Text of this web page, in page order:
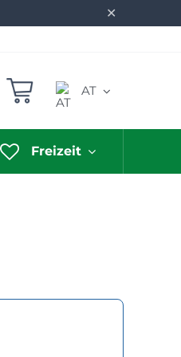
✕
AT
Freizeit